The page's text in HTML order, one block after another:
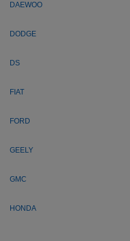
DAEWOO
DODGE
DS
FIAT
FORD
GEELY
GMC
HONDA